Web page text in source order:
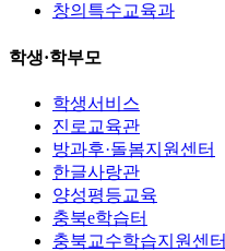
창의특수교육과
학생·학부모
학생서비스
진로교육관
방과후·돌봄지원센터
한글사랑관
양성평등교육
충북e학습터
충북교수학습지원센터